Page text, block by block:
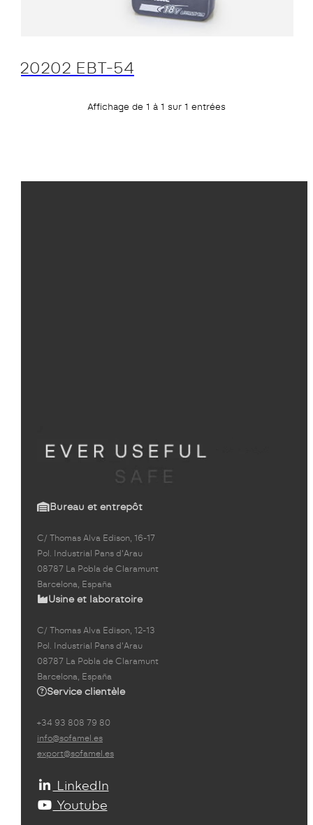
20202 EBT-54
Affichage de 1 à 1 sur 1 entrées
Bureau et entrepôt
C/ Thomas Alva Edison, 16-17
Pol. Industrial Pans d'Arau
08787 La Pobla de Claramunt
Barcelona, España
Usine et laboratoire
C/ Thomas Alva Edison, 12-13
Pol. Industrial Pans d'Arau
08787 La Pobla de Claramunt
Barcelona, España
Service clientèle
+34 93 808 79 80
info@sofamel.es
export@sofamel.es
LinkedIn
Youtube